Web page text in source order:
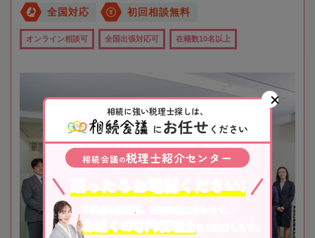
全国対応 初回相談無料
オンライン相談可 全国出張対応可 在籍数10名以上
相続に強い税理士探しは、
にお任せ ください
相続会議の税理士紹介センター
不動産や株式等、相続資産に合わせて、
お近くの専門税理士 をご紹介します。